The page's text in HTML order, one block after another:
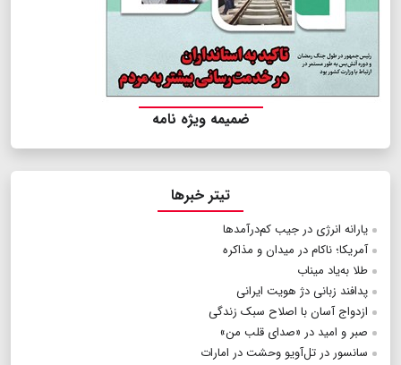
ضمیمه ویژه نامه
تیتر خبرها
یارانه انرژی در جیب کم‌درآمدها
آمریکا؛ ناکام در میدان و مذاکره
طلا به‌یاد میناب
پدافند زبانی دژ هویت ایرانی
ازدواج آسان با اصلاح سبک زندگی
صبر و امید در «صدای قلب من»
سانسور در تل‌آویو وحشت در امارات